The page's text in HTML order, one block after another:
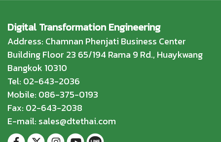
Digital Transformation Engineering
Address: Chamnan Phenjati Business Center
Building Floor 23 65/194 Rama 9 Rd., Huaykwang
Bangkok 10310
Tel: 02-643-2036
Mobile: 086-375-0193
Fax: 02-643-2038
E-mail: sales@dtethai.com